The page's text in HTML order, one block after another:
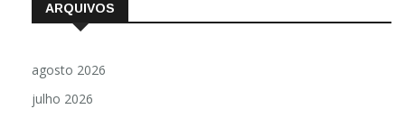
ARQUIVOS
agosto 2026
julho 2026